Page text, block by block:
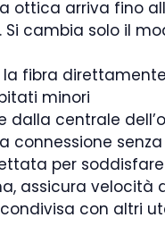
ottica arriva fino
cambia solo il
fibra
minori
centrale
connessione
per
assicura
con altri